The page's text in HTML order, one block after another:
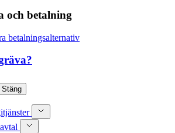
och betalning
betalningsalternativ
Stäng